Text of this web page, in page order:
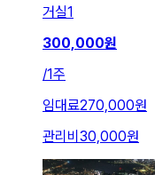
거실1
300,000원
/1주
임대료270,000원
관리비 30,000원